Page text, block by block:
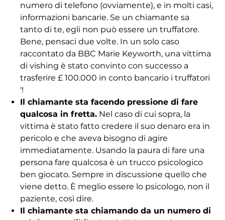
numero di telefono (ovviamente), e in molti casi,
informazioni bancarie. Se un chiamante sa
tanto di te, egli non può essere un truffatore.
Bene, pensaci due volte. In un solo caso
raccontato da BBC Marie Keyworth, una vittima
di vishing è stato convinto con successo a
trasferire £ 100.000 in conto bancario i truffatori
'!
Il chiamante sta facendo pressione di fare
qualcosa in fretta.Nel caso di cui sopra, la
vittima è stato fatto credere il suo denaro era in
pericolo e che aveva bisogno di agire
immediatamente. Usando la paura di fare una
persona fare qualcosa è un trucco psicologico
ben giocato. Sempre in discussione quello che
viene detto. È meglio essere lo psicologo, non il
paziente, così dire.
Il chiamante sta chiamando da un numero di